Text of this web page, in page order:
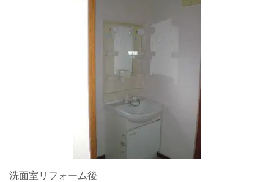
洗面室リフォーム後